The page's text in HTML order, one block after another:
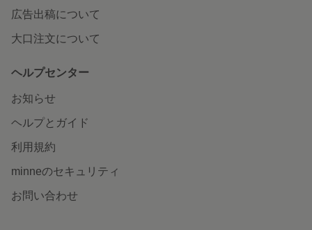
広告出稿について
大口注文について
ヘルプセンター
お知らせ
ヘルプとガイド
利用規約
minneのセキュリティ
お問い合わせ